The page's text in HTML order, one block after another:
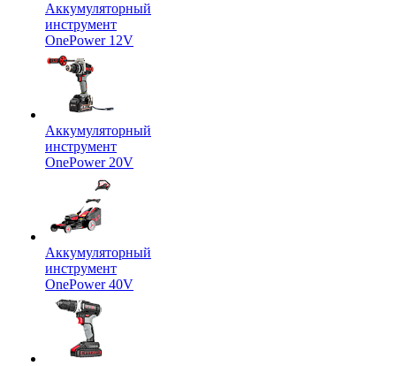
Аккумуляторный
инструмент
OnePower 12V
Аккумуляторный
инструмент
OnePower 20V
Аккумуляторный
инструмент
OnePower 40V